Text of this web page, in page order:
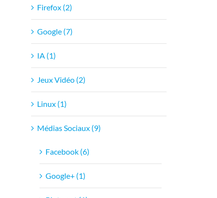
Firefox (2)
Google (7)
IA (1)
Jeux Vidéo (2)
Linux (1)
Médias Sociaux (9)
Facebook (6)
Google+ (1)